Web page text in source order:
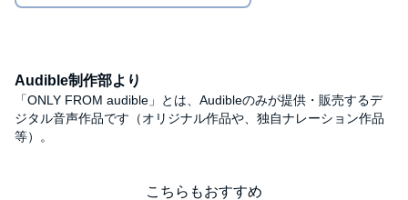
Audible制作部より
「ONLY FROM audible」とは、Audibleのみが提供・販売するデ
ジタル音声作品です（オリジナル作品や、独自ナレーション作品
等）。
こちらもおすすめ